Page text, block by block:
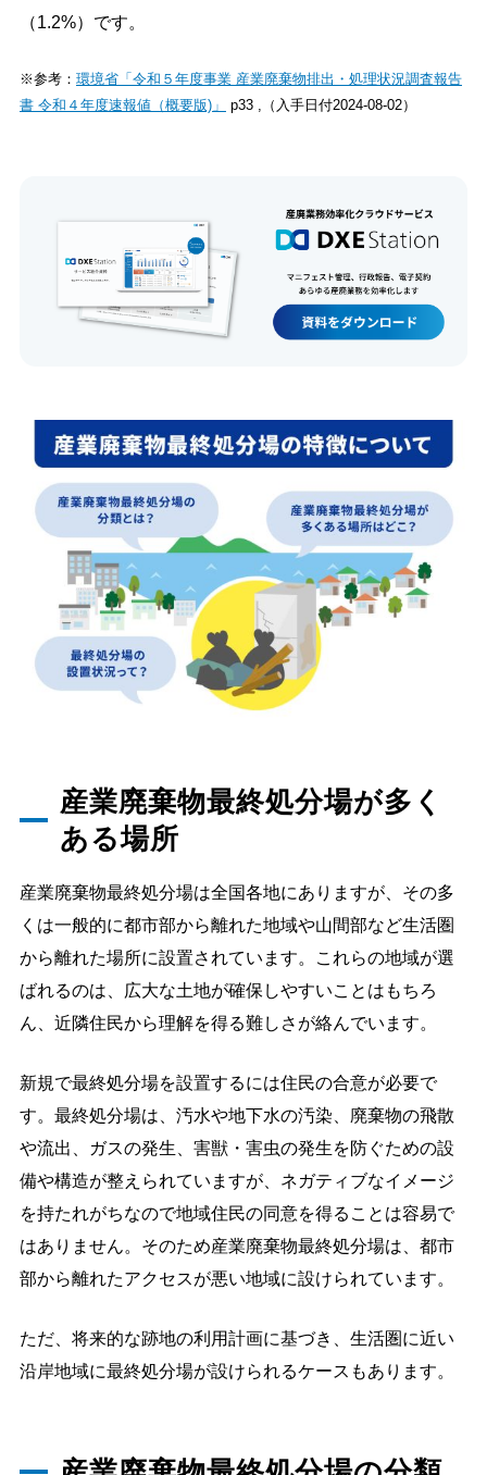
（1.2%）です。
※参考： 環境省「令和５年度事業 産業廃棄物排出・処理状況調査報告
書 令和４年度速報値（概要版)」
p33 ,（入手日付2024-08-02）
産業廃棄物最終処分場が多く
ある場所
産業廃棄物最終処分場は全国各地にありますが、その多
くは一般的に都市部から離れた地域や山間部など生活圏
から離れた場所に設置されています。これらの地域が選
ばれるのは、広大な土地が確保しやすいことはもちろ
ん、近隣住民から理解を得る難しさが絡んでいます。
新規で最終処分場を設置するには住民の合意が必要で
す。最終処分場は、汚水や地下水の汚染、廃棄物の飛散
や流出、ガスの発生、害獣・害虫の発生を防ぐための設
備や構造が整えられていますが、ネガティブなイメージ
を持たれがちなので地域住民の同意を得ることは容易で
はありません。そのため産業廃棄物最終処分場は、都市
部から離れたアクセスが悪い地域に設けられています。
ただ、将来的な跡地の利用計画に基づき、生活圏に近い
沿岸地域に最終処分場が設けられるケースもあります。